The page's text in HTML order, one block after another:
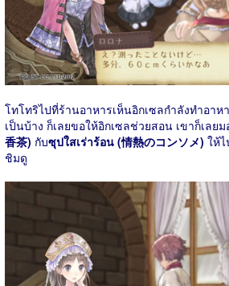
โทโทริไปที่ร้านอาหารเห็นอิกเซลกำลังทำอาห
เป็นบ้าง ก็เลยขอให้อิกเซลช่วยสอน เขาก็เลย
香茶) กับซุปใสเร่าร้อน (情熱のコンソメ) ให้
ชิมดู